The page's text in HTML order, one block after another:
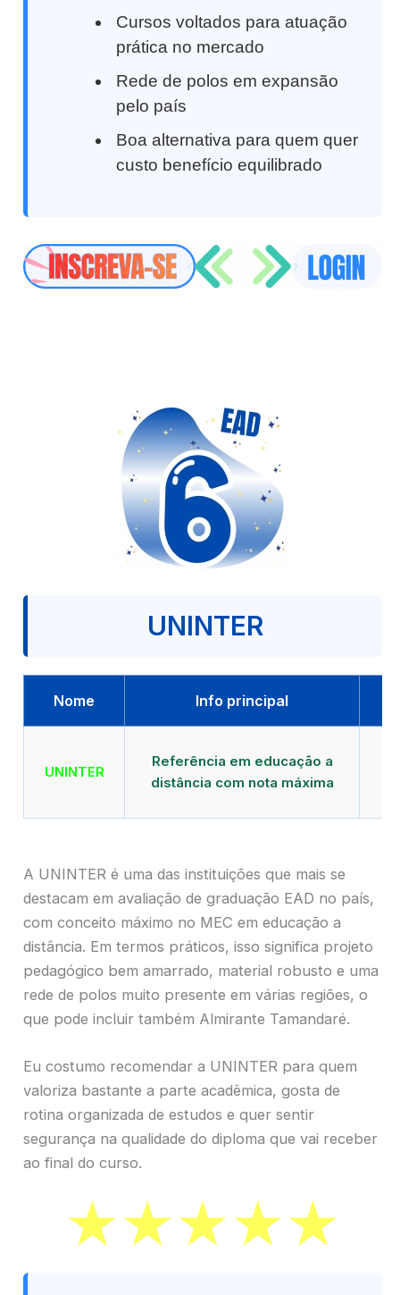
Cursos voltados para atuação
prática no mercado
Rede de polos em expansão
pelo país
Boa alternativa para quem quer
custo benefício equilibrado
UNINTER
Nome Info principal
UNINTER
Referência em educação a
distância com nota máxima
A UNINTER é uma das instituições que mais se
destacam em avaliação de graduação EAD no país,
com conceito máximo no MEC em educação a
distância. Em termos práticos, isso significa projeto
pedagógico bem amarrado, material robusto e uma
rede de polos muito presente em várias regiões, o
que pode incluir também Almirante Tamandaré.
Eu costumo recomendar a UNINTER para quem
valoriza bastante a parte acadêmica, gosta de
rotina organizada de estudos e quer sentir
segurança na qualidade do diploma que vai receber
ao final do curso.